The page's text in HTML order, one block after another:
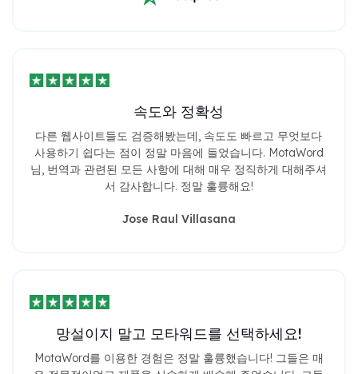
속도와 정확성
다른 웹사이트들도 검증해봤는데, 속도도 빠르고 무엇보다
사용하기 쉽다는 점이 정말 마음에 들었습니다. MotaWord
님, 번역과 관련된 모든 사항에 대해 매우 정직하게 대해주셔
서 감사합니다. 정말 훌륭해요!
Jose Raul Villasana
망설이지 말고 모타워드를 선택하세요!
MotaWord를 이용한 경험은 정말 훌륭했습니다! 그들은 매